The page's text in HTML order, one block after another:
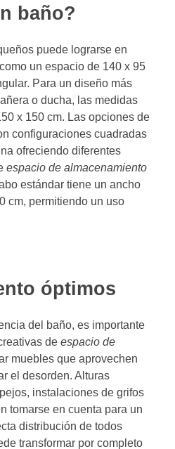
baño?
puede lograrse en
un espacio de 140 x 95
Para un diseño más
o ducha, las medidas
x 150 cm. Las opciones de
configuraciones cuadradas
ofreciendo diferentes
espacio de almacenamiento
estándar tiene un ancho
cm, permitiendo un uso
óptimos
del baño, es importante
de espacio de
muebles que aprovechen
el desorden. Alturas
instalaciones de grifos
tomarse en cuenta para un
distribución de todos
transformar por completo